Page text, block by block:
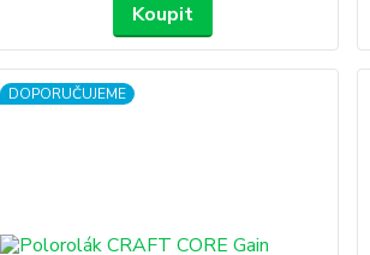
Koupit
DOPORUČUJEME